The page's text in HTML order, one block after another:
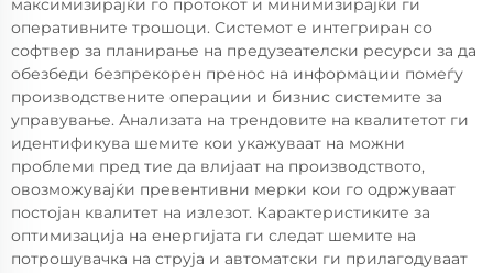
максимизирајќи го протокот и минимизирајќи ги
оперативните трошоци. Системот е интегриран со
софтвер за планирање на предузеателски ресурси за да
обезбеди безпрекорен пренос на информации помеѓу
производствените операции и бизнис системите за
управување. Анализата на трендовите на квалитетот ги
идентификува шемите кои укажуваат на можни
проблеми пред тие да влијаат на производството,
овозможувајќи превентивни мерки кои го одржуваат
постојан квалитет на излезот. Карактеристиките за
оптимизација на енергијата ги следат шемите на
потрошувачка на струја и автоматски ги прилагодуваат